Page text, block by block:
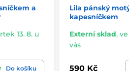
a
13. 8. u
Do košíku
Lila pánský
kapesníčkem
Externí sklad,
vás
590 Kč